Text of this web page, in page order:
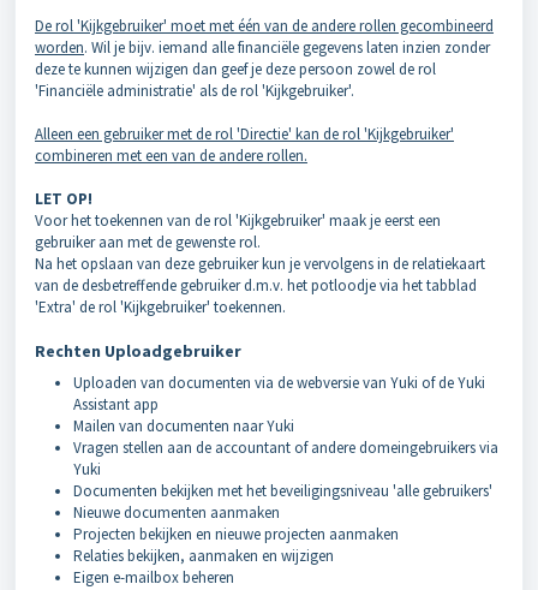
De rol 'Kijkgebruiker' moet met één van de andere rollen gecombineerd
worden. Wil je bijv. iemand alle financiële gegevens laten inzien zonder
deze te kunnen wijzigen dan geef je deze persoon zowel de rol
'Financiële administratie' als de rol 'Kijkgebruiker'.
Alleen een gebruiker met de rol 'Directie' kan de rol 'Kijkgebruiker'
combineren met een van de andere rollen.
LET OP!
Voor het toekennen van de rol 'Kijkgebruiker' maak je eerst een
gebruiker aan met de gewenste rol.
Na het opslaan van deze gebruiker kun je vervolgens in de relatiekaart
van de desbetreffende gebruiker d.m.v. het potloodje via het tabblad
'Extra' de rol 'Kijkgebruiker' toekennen.
Rechten Uploadgebruiker
Uploaden van documenten via de webversie van Yuki of de Yuki
Assistant app
Mailen van documenten naar Yuki
Vragen stellen aan de accountant of andere domeingebruikers via
Yuki
Documenten bekijken met het beveiligingsniveau 'alle gebruikers'
Nieuwe documenten aanmaken
Projecten bekijken en nieuwe projecten aanmaken
Relaties bekijken, aanmaken en wijzigen
Eigen e-mailbox beheren